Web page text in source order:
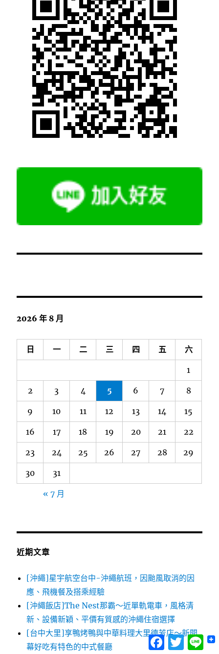
2026 年 8 月
日 一 二 三 四 五 六
1
2 3 4 5 6 7 8
9 10 11 12 13 14 15
16 17 18 19 20 21 22
23 24 25 26 27 28 29
30 31
« 7 月
近期文章
[沖繩]星宇航空台中-沖繩航班，因颱風取消的因
應、飛機餐及搭乘經驗
[沖繩飯店]The Nest那霸～近單軌電車，風格清
新、設備新穎、平價有質感的沖繩住宿選擇
[台中大里]享鴨烤鴨與中華料理大里德芳店～新開
幕好吃有特色的中式餐廳
Facebook
Twitter